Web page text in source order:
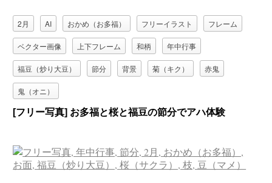
2月 AI おかめ（お多福） フリーイラスト フレーム
ベクター画像 上下フレーム 和柄 年中行事
福豆（炒り大豆） 節分 背景 菊（キク） 赤鬼
鬼（オニ）
[フリー写真] お多福と桜と福豆の節分でアハ体験